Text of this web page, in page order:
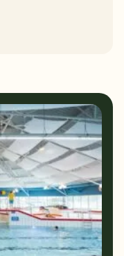
Kindvriendelijk